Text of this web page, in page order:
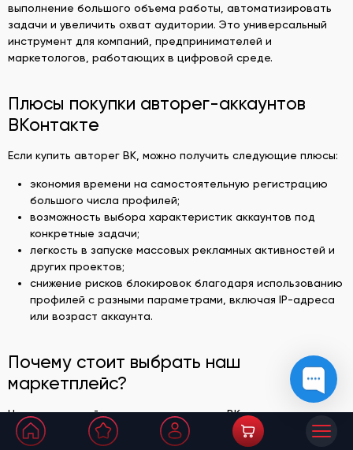
выполнение большого объема работы, автоматизировать
задачи и увеличить охват аудитории. Это универсальный
инструмент для компаний, предпринимателей и
маркетологов, работающих в цифровой среде.
Плюсы покупки авторег-аккаунтов
ВКонтакте
Если купить авторег ВК, можно получить следующие плюсы:
экономия времени на самостоятельную регистрацию
большого числа профилей;
возможность выбора характеристик аккаунтов под
конкретные задачи;
легкость в запуске массовых рекламных активностей и
других проектов;
снижение рисков блокировок благодаря использованию
профилей с разными параметрами, включая IP-адреса
или возраст аккаунта.
Почему стоит выбрать наш
маркетплейс?
Наш маркетплейс предлагает авторег ВК с такими
преимуществами: